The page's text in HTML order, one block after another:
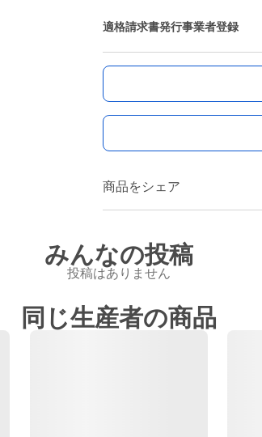
適格請求書発行事業者登録
商品をシェア
みんなの投稿
投稿はありません
同じ生産者の商品